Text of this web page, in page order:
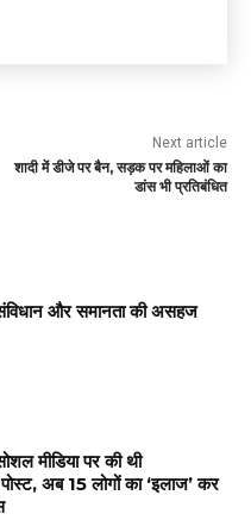
Next article
शादी में डीजे पर बैन, सड़क पर महिलाओं का
डांस भी प्रतिबंधित
और समानता की असहज
मीडिया पर की थी
अब 15 लोगों का ‘इलाज’ कर